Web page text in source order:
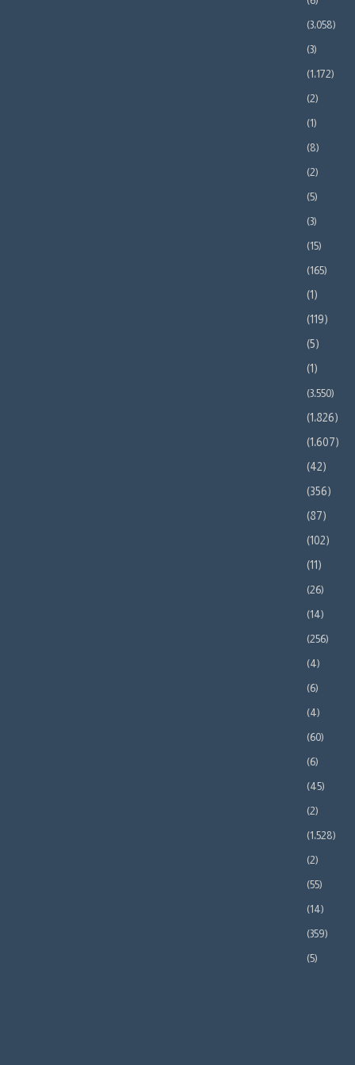
(3٬058)
(3)
(1٬172)
(2)
(1)
(8)
(2)
(5)
(3)
(15)
(165)
(1)
(119)
(5)
(1)
(3٬550)
(1٬826)
(1٬607)
(42)
(356)
(87)
(102)
(11)
(26)
(14)
(256)
(4)
(6)
(4)
(60)
(6)
(45)
(2)
(1٬528)
(2)
(55)
(14)
(359)
(5)